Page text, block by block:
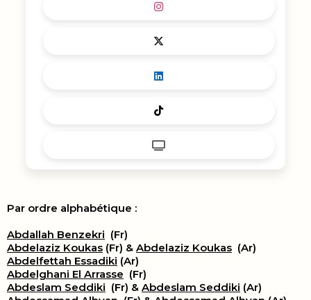
Par ordre alphabétique :
Abdallah Benzekri (Fr)
Abdelaziz Koukas (Fr) & Abdelaziz Koukas (Ar)
Abdelfettah Essadiki (Ar)
Abdelghani El Arrasse (Fr)
Abdeslam Seddiki (Fr) & Abdeslam Seddiki (Ar)